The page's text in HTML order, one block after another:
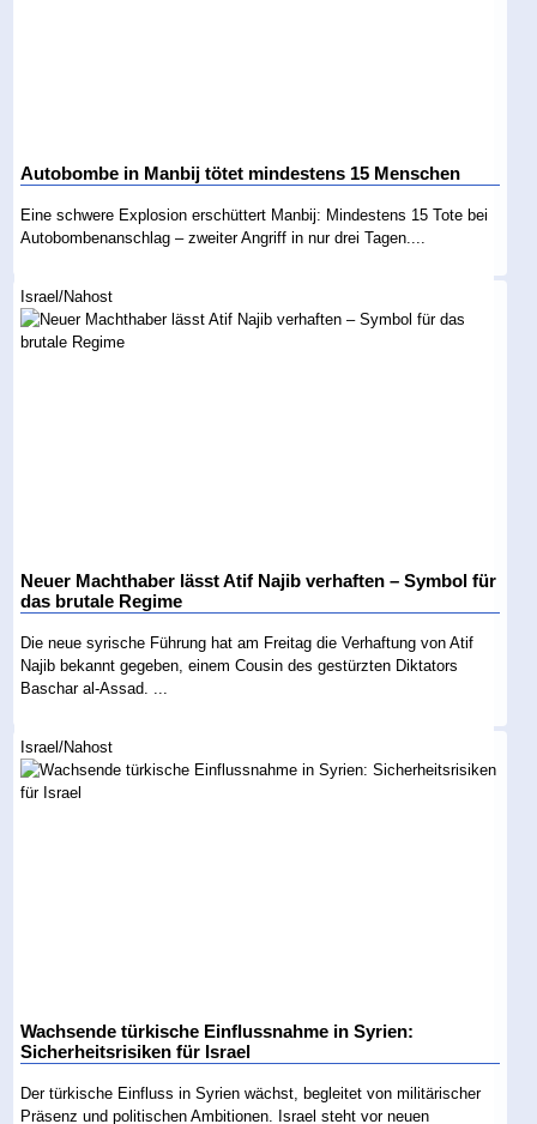
Autobombe in Manbij tötet mindestens 15 Menschen
Eine schwere Explosion erschüttert Manbij: Mindestens 15 Tote bei
Autobombenanschlag – zweiter Angriff in nur drei Tagen....
Israel/Nahost
Neuer Machthaber lässt Atif Najib verhaften – Symbol für
das brutale Regime
Die neue syrische Führung hat am Freitag die Verhaftung von Atif
Najib bekannt gegeben, einem Cousin des gestürzten Diktators
Baschar al-Assad. ...
Israel/Nahost
Wachsende türkische Einflussnahme in Syrien:
Sicherheitsrisiken für Israel
Der türkische Einfluss in Syrien wächst, begleitet von militärischer
Präsenz und politischen Ambitionen. Israel steht vor neuen